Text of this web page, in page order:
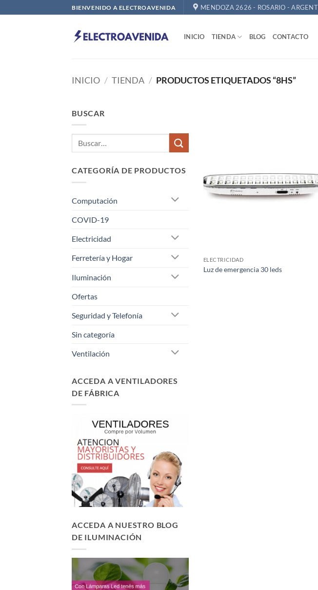
al
BIENVENIDO A ELECTROAVENIDA MENDOZA 2626 - ROSARIO -
INICIO TIENDA BLOG CONTACTO
INICIO / TIENDA / PRODUCTOS ETIQUETADOS “8HS”
BUSCAR
CATEGORÍA DE PRODUCTOS
Computación
COVID-19
Electricidad
Ferretería y Hogar
Iluminación
Ofertas
Seguridad y Telefonía
Sin categoría
Ventilación
ACCEDA A VENTILADORES
DE FÁBRICA
ACCEDA A NUESTRO BLOG
DE ILUMINACIÓN
ELECTRICIDAD
Luz de emergencia 30 leds